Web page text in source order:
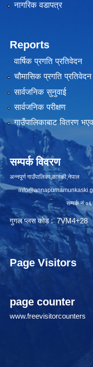
नागरिक वडापत्र
Reports
वार्षिक प्रगति प्रतिवेदन
चौमासिक प्रगति प्रतिवेदन
सार्वजनिक सुनुवाई
सार्वजनिक परीक्षण
गाउँपालिकाबाट वितरण
सम्पर्क विवरण
अन्नपूर्ण
सम्पर्क नं:०६१-
गुगल प्लस कोड : 7VM4+28
Page Visitors
page counter
www.freevisitorcounters